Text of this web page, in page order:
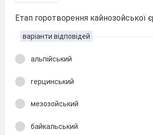
Етап горотворення кайнозойської
варіанти відповідей
альпійський
герцинський
мезозойський
байкальський